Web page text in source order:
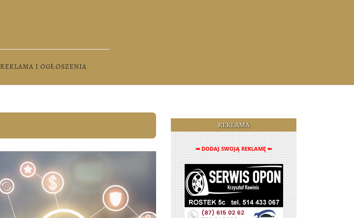
REKLAMA I OGŁOSZENIA
REKLAMA
➡ DODAJ SWOJĄ REKLAMĘ ⬅